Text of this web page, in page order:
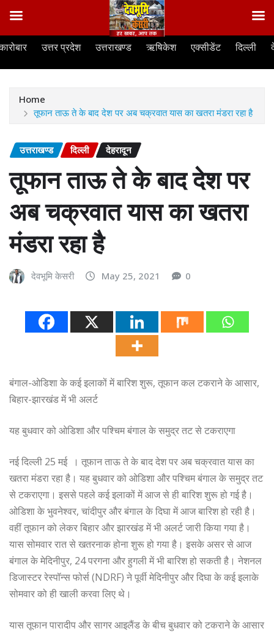
Skip
उत्तर प्रदेश उत्तराखण्ड ऋषिकेश एक्सीडेंट दिल्ली
Home
तूफान ताऊ ते के बाद देश पर अब चक्रवात यास का खतरा मंडरा रहा है
उत्तराखण्ड दिल्ली देहरादून
तूफान ताऊ ते के बाद देश पर
अब चक्रवात यास का खतरा
मंडरा रहा है
देवभूमि केसरी May 25, 2021 0
बंगाल-ओडिशा के कई इलाकों में बारिश शुरू, तूफान कल टकराने के आसार,
बिहार-झारखंड में भी अलर्ट
यह बुधवार को ओडिशा और पश्चिम बंगाल के समुद्र तट से टकराएगा
नई दिल्ली 25 मई । तूफान ताऊ ते के बाद देश पर अब चक्रवात यास का
खतरा मंडरा रहा है। यह बुधवार को ओडिशा और पश्चिम बंगाल के समुद्र तट
से टकराएगा। इससे पहले कई इलाकों में आज से ही बारिश शुरू हो गई है।
ओडिशा के भुवनेश्वर, चांदीपुर और बंगाल के दिघा में आज बारिश हो रही है।
वहीं तूफान को लेकर बिहार और झारखंड में भी अलर्ट जारी किया गया है।
यास सोमवार रात से खतरनाक होना शुरू हो गया है। इसके असर से आज
बंगाल के मेदिनीपुर, 24 परगना और हुगली में भी बारिश हो सकती है। नेशनल
डिजास्टर रेस्पॉन्स फोर्स (NDRF) ने पूर्वी मेदिनीपुर और दिघा के कई इलाके
सोमवार को ही खाली करवा लिए थे।
यास तूफान पारादीप और सागर आइलैंड के बीच बुधवार को टकराने के आसार